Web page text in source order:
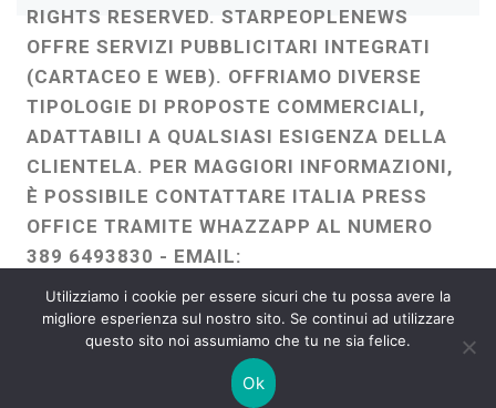
RIGHTS RESERVED. STARPEOPLENEWS
OFFRE SERVIZI PUBBLICITARI INTEGRATI
(CARTACEO E WEB). OFFRIAMO DIVERSE
TIPOLOGIE DI PROPOSTE COMMERCIALI,
ADATTABILI A QUALSIASI ESIGENZA DELLA
CLIENTELA. PER MAGGIORI INFORMAZIONI,
È POSSIBILE CONTATTARE ITALIA PRESS
OFFICE TRAMITE WHAZZAPP AL NUMERO
389 6493830 - EMAIL:
ITALIAPRESSOFFICE@GMAIL.COM
WEBMASTER :FRANCESCO GENTILE
FREELANCE
Utilizziamo i cookie per essere sicuri che tu possa avere la
migliore esperienza sul nostro sito. Se continui ad utilizzare
questo sito noi assumiamo che tu ne sia felice.
Ok